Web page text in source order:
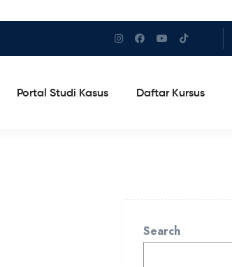
Portal Studi Kasus Daftar Kursus
Search